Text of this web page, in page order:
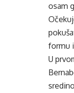
osam
formu
U